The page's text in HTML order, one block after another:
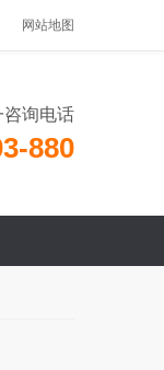
网站地图
咨询电话
880